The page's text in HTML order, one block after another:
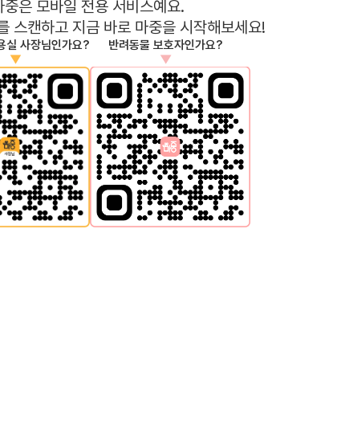
중은 모바일 전용 서비스예요.
스캔하고 지금 바로 마중을 시작해보세요!
실 사장님인가요?
▼
반려동물 보호자인가요?
▼